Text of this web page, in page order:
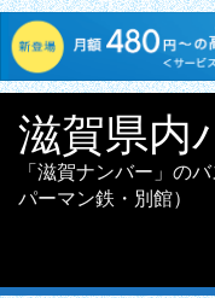
content
滋賀県内
「滋賀ナンバー」の
パーマン鉄・別館）